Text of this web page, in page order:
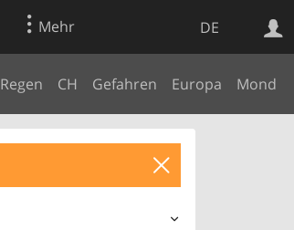
DE
Mehr
Regen CH Gefahren Europa Mond
Websuche